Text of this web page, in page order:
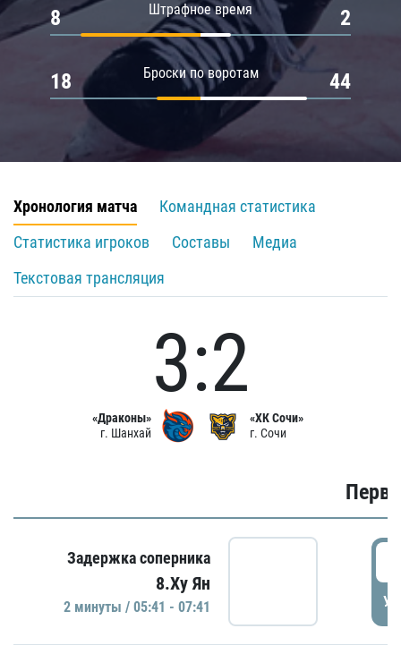
Штрафное время
8 2
Броски по воротам
18 44
Хронология матча
Командная статистика
Статистика игроков
Составы
Медиа
Текстовая трансляция
«Драконы»
г. Шанхай
3:2
«ХК Сочи»
г. Сочи
Задержка соперника
8.Ху Ян
2 минуты / 05:41 - 07:41